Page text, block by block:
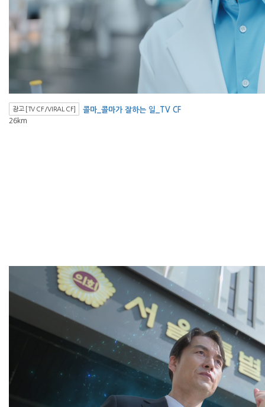
광고 [TV CF/VIRAL CF] 콜마_콜마가 잘하는 일_TV CF
26km